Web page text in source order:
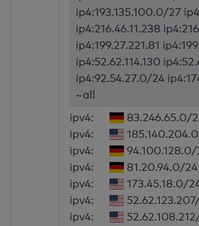
ip4:193.135.100.0/27
ip4:216.46.11.238
ip4:199.27.221.81
ip4:52.62.114.130
ip4:92.54.27.0/24
~all
ipv4:
83.246.65.0/
ipv4:
ipv4:
ipv4:
81.20.94.0/24
ipv4:
173.45.18.0/
ipv4:
ipv4: